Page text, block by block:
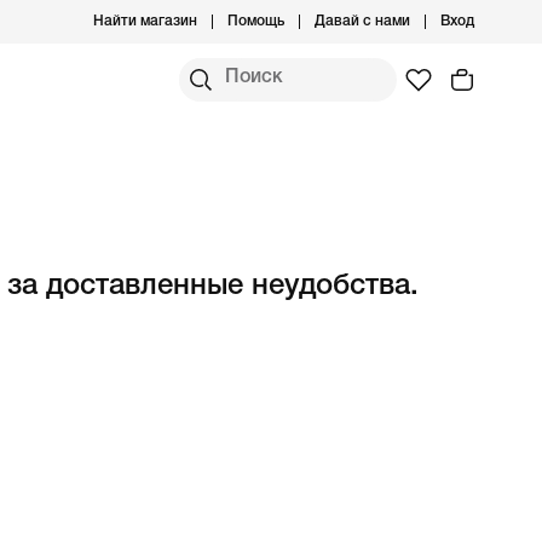
Найти магазин Помощь Давай с нами Вход
доставленные неудобства.